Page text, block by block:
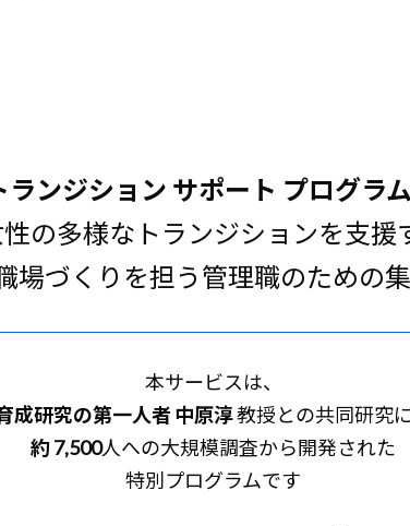
ランジション サポート プログラム
の多様なトランジションを支援
場づくりを担う管理職のための集
本サービスは、
成研究の第一人者 中原淳教授との共同研究に
約 7,500人への大規模調査から開発された
特別プログラムです